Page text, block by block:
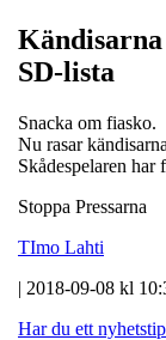
SD-lista
Snacka om fiasko.
Nu rasar
Skådespelaren har
Stoppa Pressarna
TImo Lahti
| 2018-09-08 kl
Har du ett